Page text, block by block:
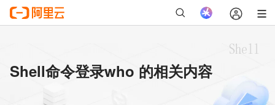
Shell命令登录who 的相关内容